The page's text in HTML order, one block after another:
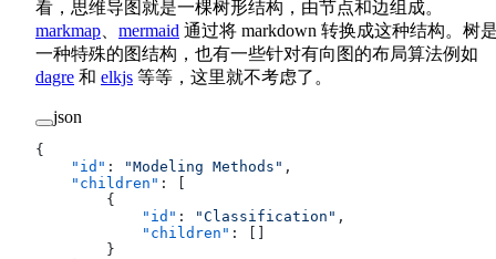
看，思维导图就是一棵树形结构，由节点和边组成。
markmap
mermaid 通过将 markdown 转换成这种结构。树
一种特殊的图结构，也有一些针对有向图的布局算法例如
dagre 和 elkjs 等等，这里就不考虑了。
json
{
    "id"
: "Modeling Methods" ,
    "children"
: [
        {
            "id"
: "Classification" ,
            "children"
: []
        }